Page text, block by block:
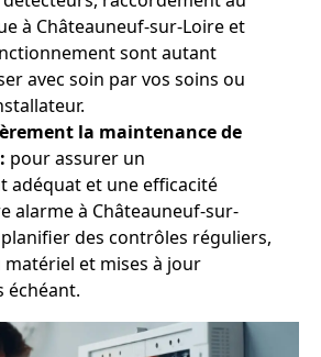
à Châteauneuf-sur-Loire et
sont autant
avec soin par vos soins ou
la maintenance de
pour assurer un
adéquat et une efficacité
alarme à Châteauneuf-sur-
des contrôles réguliers,
et mises à jour
échéant.